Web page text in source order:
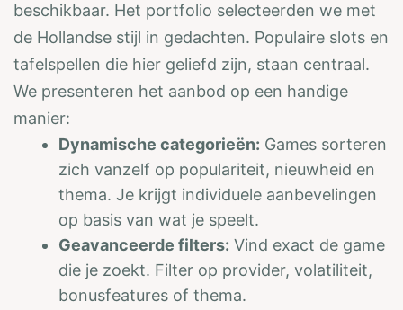
beschikbaar. Het portfolio selecteerden we met
de Hollandse stijl in gedachten. Populaire slots en
tafelspellen die hier geliefd zijn, staan centraal.
We presenteren het aanbod op een handige
manier:
Dynamische categorieën: Games sorteren
zich vanzelf op populariteit, nieuwheid en
thema. Je krijgt individuele aanbevelingen
op basis van wat je speelt.
Geavanceerde filters: Vind exact de game
die je zoekt. Filter op provider, volatiliteit,
bonusfeatures of thema.